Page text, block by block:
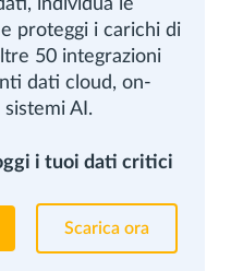
proteggi i carichi di
50 integrazioni
dati cloud, on-
AI.
i tuoi dati critici
Scarica ora